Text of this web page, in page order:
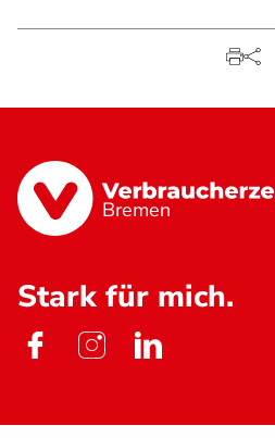
Bremen
Stark für mich.